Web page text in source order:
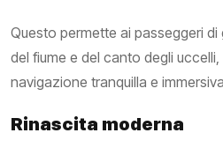
Questo permette ai passeggeri
del fiume e del canto degli
navigazione tranquilla e
Rinascita moderna